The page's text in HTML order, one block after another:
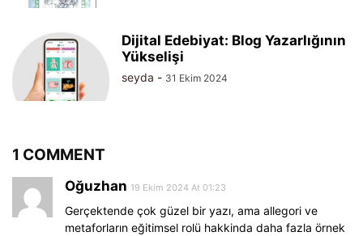
Dijital Edebiyat: Blog Yazarlığının
Yükselişi
seyda - 31 Ekim 2024
1 COMMENT
Oğuzhan 19 Ekim 2024 At 01:23
Gerçektende çok güzel bir yazı, ama allegori ve
metaforların eğitimsel rolü hakkinda daha fazla örnek